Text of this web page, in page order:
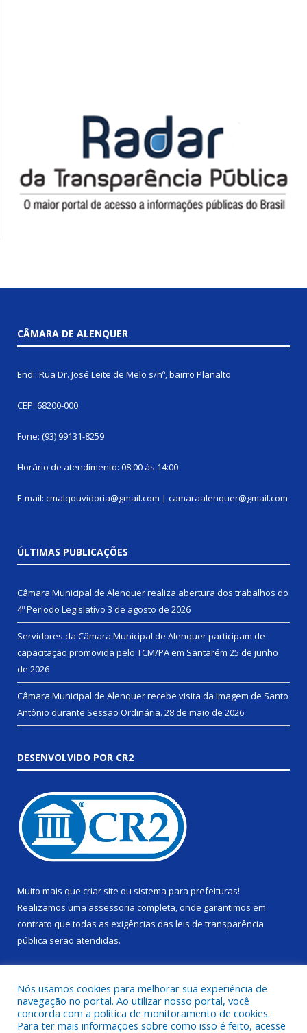
CÂMARA DE ALENQUER
End.: Rua Dr. José Leite de Melo s/nº, bairro Planalto
CEP: 68200-000
Fone: (93) 99131-8259
Horário de atendimento: 08:00 às 14:00
E-mail: cmalqouvidoria@gmail.com | camaraalenquer@gmail.com
ÚLTIMAS PUBLICAÇÕES
Câmara Municipal de Alenquer realiza abertura dos trabalhos do
4º Período Legislativo 3 de agosto de 2026
Servidores da Câmara Municipal de Alenquer participam de
capacitação promovida pelo TCM/PA em Santarém 25 de junho
de 2026
Câmara Municipal de Alenquer recebe visita da Imagem de Santo
Antônio durante Sessão Ordinária. 28 de maio de 2026
DESENVOLVIDO POR CR2
Muito mais que criar site ou sistema para prefeituras!
Realizamos uma assessoria completa, onde garantimos em
contrato que todas as exigências das leis de transparência
pública serão atendidas.
Nós usamos cookies para melhorar sua experiência de
navegação no portal. Ao utilizar nosso portal, você
concorda com a política de monitoramento de cookies.
Para ter mais informações sobre como isso é feito, acesse